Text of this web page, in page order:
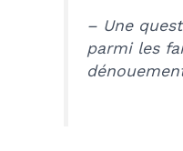
– Une
parmi les